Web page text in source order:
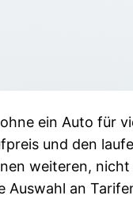
ein Auto für
und den
weiteren,
Auswahl an